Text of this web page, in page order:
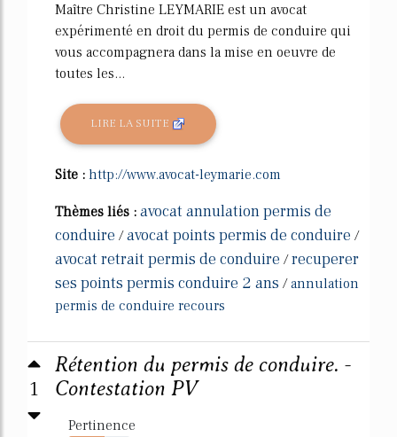
Maître Christine LEYMARIE est un avocat
expérimenté en droit du permis de conduire qui
vous accompagnera dans la mise en oeuvre de
toutes les...
LIRE LA SUITE
Site : http://www.avocat-leymarie.com
Thèmes liés : avocat annulation permis de
conduire /avocat points permis de conduire /
avocat retrait permis de conduire /recuperer
ses points permis conduire 2 ans /annulation
permis de conduire recours
1
Rétention du permis de conduire. -
Contestation PV
Pertinence